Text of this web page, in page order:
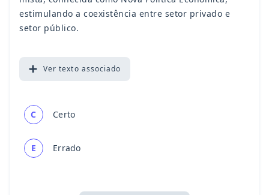
estimulando a coexistência entre setor privado e
setor público.
Ver texto associado
C Certo
E Errado